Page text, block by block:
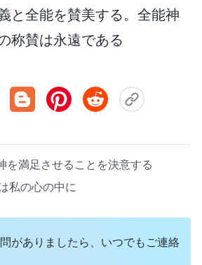
と全能を賛美する。全能神
称賛は永遠である
を満足させることを決意する
私の心の中に
がありましたら、いつでもご連絡